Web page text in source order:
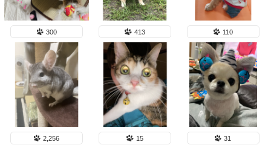
300 413 110
2,256 15 31